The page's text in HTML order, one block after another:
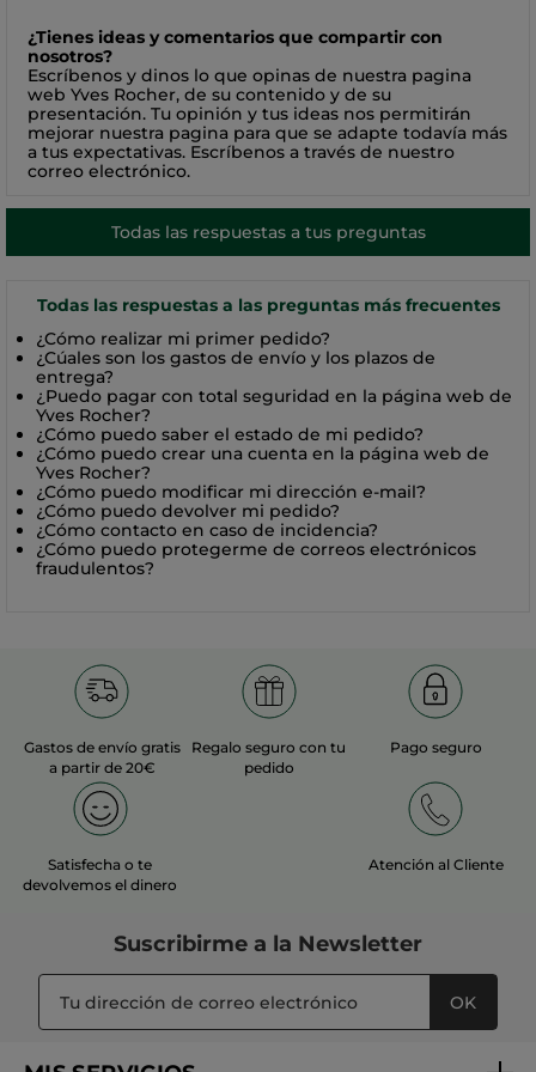
¿Tienes ideas y comentarios que compartir con
nosotros?
Escríbenos y dinos lo que opinas de nuestra pagina
web Yves Rocher, de su contenido y de su
presentación. Tu opinión y tus ideas nos permitirán
mejorar nuestra pagina para que se adapte todavía más
a tus expectativas. Escríbenos a través de nuestro
correo electrónico.
Todas las respuestas a tus preguntas
Todas las respuestas a las preguntas más frecuentes
¿Cómo realizar mi primer pedido?
¿Cúales son los gastos de envío y los plazos de
entrega?
¿Puedo pagar con total seguridad en la página web de
Yves Rocher?
¿Cómo puedo saber el estado de mi pedido?
¿Cómo puedo crear una cuenta en la página web de
Yves Rocher?
¿Cómo puedo modificar mi dirección e-mail?
¿Cómo puedo devolver mi pedido?
¿Cómo contacto en caso de incidencia?
¿Cómo puedo protegerme de correos electrónicos
fraudulentos?
Gastos de envío gratis
a partir de 20€
Regalo seguro con tu
pedido
Pago seguro
Satisfecha o te
devolvemos el dinero
Atención al Cliente
Suscribirme a la Newsletter
OK